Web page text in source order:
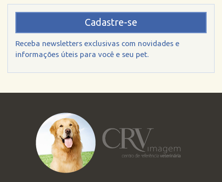
Cadastre-se
Receba newsletters exclusivas com novidades e
informações úteis para você e seu pet.